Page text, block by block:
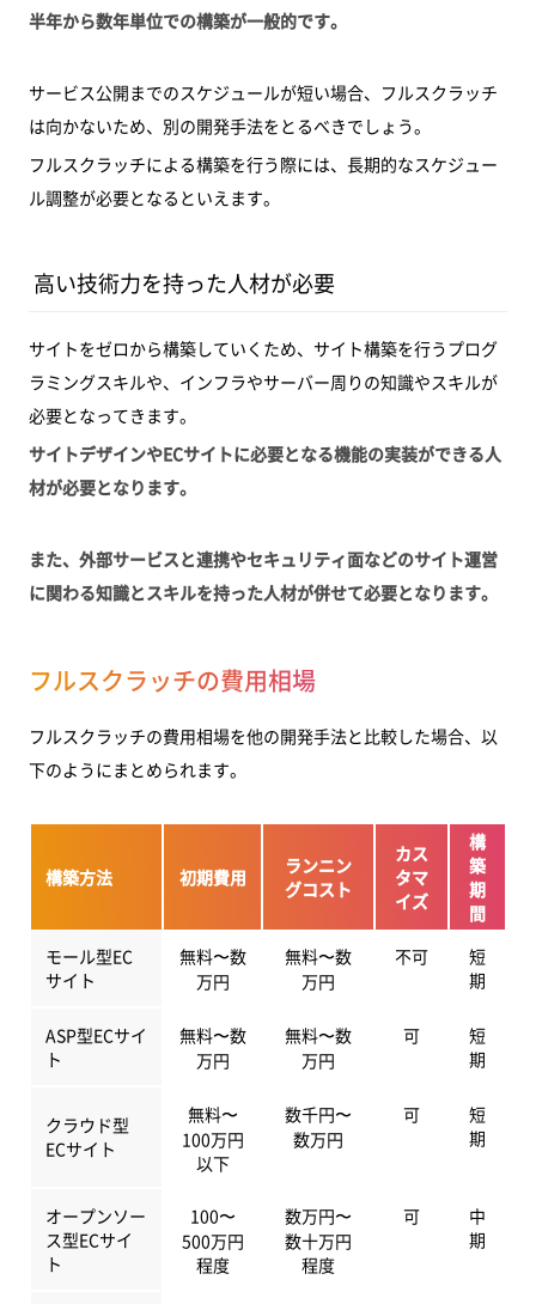
半年から数年単位での構築が一般的です。
サービス公開までのスケジュールが短い場合、フルスクラッチ
は向かないため、別の開発手法をとるべきでしょう。
フルスクラッチによる構築を行う際には、長期的なスケジュー
ル調整が必要となるといえます。
高い技術力を持った人材が必要
サイトをゼロから構築していくため、サイト構築を行うプログ
ラミングスキルや、インフラやサーバー周りの知識やスキルが
必要となってきます。
サイトデザインやECサイトに必要となる機能の実装ができる人
材が必要となります。
また、外部サービスと連携やセキュリティ面などのサイト運営
に関わる知識とスキルを持った人材が併せて必要となります。
フルスクラッチの費用相場
フルスクラッチの費用相場を他の開発手法と比較した場合、以
下のようにまとめられます。
構築方法 初期費用
ランニン
グコスト
カス
タマ
イズ
構
築
期
間
モール型EC
サイト
無料〜数
万円
無料〜数
万円
不可
短
期
ASP型ECサイ
ト
無料〜数
万円
無料〜数
万円
可
短
期
クラウド型
ECサイト
無料〜
100万円
以下
数千円〜
数万円
可
短
期
オープンソー
ス型ECサイ
ト
100〜
500万円
程度
数万円〜
数十万円
程度
可
中
期